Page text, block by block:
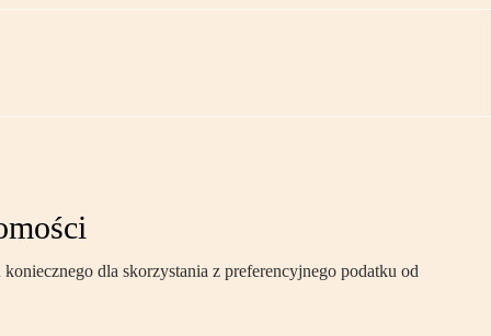
dla skorzystania z preferencyjnego podatku od